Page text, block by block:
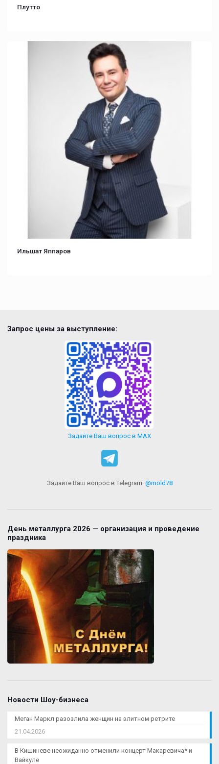
Плутто
Ильшат Яппаров
Запрос цены за выступление:
Задайте Ваш вопрос в MAX
Задайте Ваш вопрос в Telegram: @mold78
День металлурга 2026 — организация и проведение
праздника
Новости Шоу-бизнеса
Меган Маркл разозлила женщин на элитном ретрите
21.04.2026
В Кишиневе неожиданно отменили концерт Макаревича* и
Вайкуле